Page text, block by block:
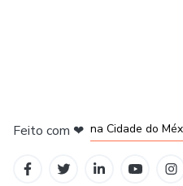
Feito com ❤ na Cidade do